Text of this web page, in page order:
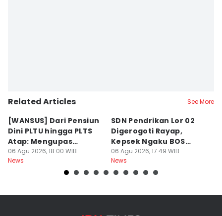
Related Articles See More
[WANSUS] Dari Pensiun
Dini PLTU hingga PLTS
Atap: Mengupas
Sengkarut Bisnis Energi
di Indonesia
06 Agu 2026, 18:00 WIB
News
SDN Pendrikan Lor 02
Digerogoti Rayap,
Kepsek Ngaku BOS
Cuma Rp54 Juta
06 Agu 2026, 17:49 WIB
News